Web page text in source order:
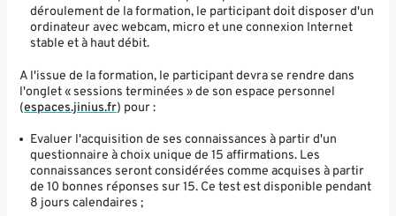
déroulement de la formation, le participant doit disposer d'un
ordinateur avec webcam, micro et une connexion Internet
stable et à haut débit.
A l'issue de la formation, le participant devra se rendre dans
l'onglet « sessions terminées » de son espace personnel
(espaces.jinius.fr) pour :
Evaluer l'acquisition de ses connaissances à partir d'un
questionnaire à choix unique de 15 affirmations. Les
connaissances seront considérées comme acquises à partir
de 10 bonnes réponses sur 15. Ce test est disponible pendant
8 jours calendaires ;